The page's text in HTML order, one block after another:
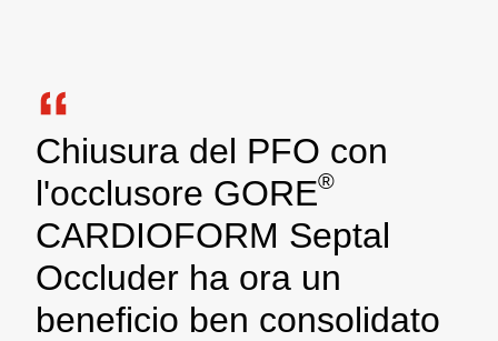
Chiusura del PFO con
l'occlusore GORE®
CARDIOFORM Septal
Occluder ha ora un
beneficio ben consolidato